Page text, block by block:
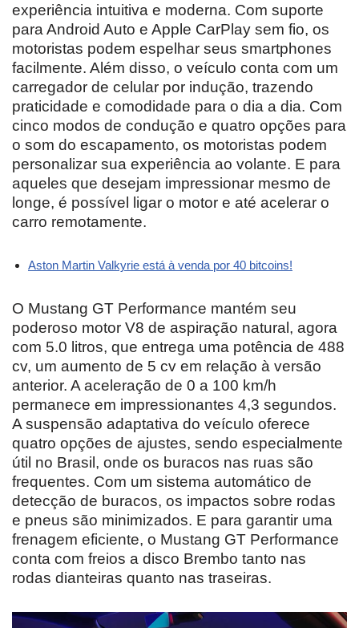
experiência intuitiva e moderna. Com suporte
para Android Auto e Apple CarPlay sem fio, os
motoristas podem espelhar seus smartphones
facilmente. Além disso, o veículo conta com um
carregador de celular por indução, trazendo
praticidade e comodidade para o dia a dia. Com
cinco modos de condução e quatro opções para
o som do escapamento, os motoristas podem
personalizar sua experiência ao volante. E para
aqueles que desejam impressionar mesmo de
longe, é possível ligar o motor e até acelerar o
carro remotamente.
Aston Martin Valkyrie está à venda por 40 bitcoins!
O Mustang GT Performance mantém seu
poderoso motor V8 de aspiração natural, agora
com 5.0 litros, que entrega uma potência de 488
cv, um aumento de 5 cv em relação à versão
anterior. A aceleração de 0 a 100 km/h
permanece em impressionantes 4,3 segundos.
A suspensão adaptativa do veículo oferece
quatro opções de ajustes, sendo especialmente
útil no Brasil, onde os buracos nas ruas são
frequentes. Com um sistema automático de
detecção de buracos, os impactos sobre rodas
e pneus são minimizados. E para garantir uma
frenagem eficiente, o Mustang GT Performance
conta com freios a disco Brembo tanto nas
rodas dianteiras quanto nas traseiras.